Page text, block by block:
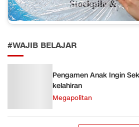
#WAJIB BELAJAR
Pengamen Anak Ingin
kelahiran
Megapolitan